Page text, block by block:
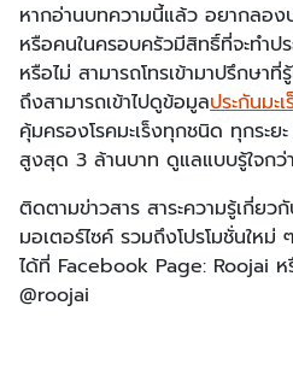
หากอ่านบทความนี้แล้ว อยากลอง
หรือคนในครอบครัวมีสิทธิ์ที่จะทำป
หรือไม่ สามารถโทรเข้ามาปรึกษา
ถึงสามารถเข้าไปดูข้อมูลประกันมะ
คุ้มครองโรคมะเร็งทุกชนิด ทุกระ
สูงสุด 3 ล้านบาท ดูแลแบบรู้ใจกว่
ติดตามข่าวสาร สาระความรู้เกี่ย
มอเตอร์ไซค์ รวมถึงโปรโมชั่นใหม่
ได้ที่ Facebook Page: Roojai
@roojai